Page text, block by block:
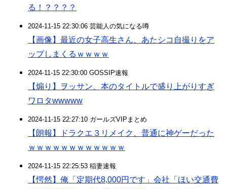
る！？？？？
2024-11-15 22:30:06 芸能人の気になる噂
【画像】最近の女子高生さん、あたシコ自撮りをア
ップしまくるｗｗｗｗ
2024-11-15 22:30:00 GOSSIP速報
【煽り】ヲッサン、本のタイトルで盛り上がりすぎ
ワロタwwwww
2024-11-15 22:27:10 ガールズVIPまとめ
【朗報】ドラクエ３リメイク、普通に神ゲーだった
ｗｗｗｗｗｗｗｗｗｗｗｗ
2024-11-15 22:25:53 稲妻速報
【愕然】俺「定期代8,000円です」会社「ほい交通費